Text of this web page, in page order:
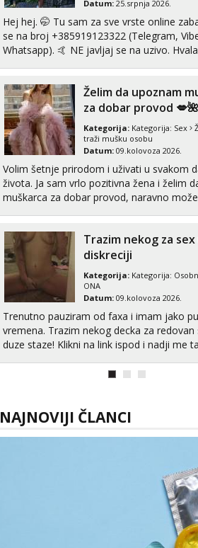
Čekam tvoj poziv!
Tel:064/677-677 - Kod: #121
tel:0,93€ - mob:1,12€ min
Vanesa
Čekam tvoj poziv!
Tel: 064/677-677- Kod: #74
tel:0,93€ - mob:1,12€ min
Lili
Čekam tvoj poziv!
Tel:064/677-677- Kod: #128
tel:0,93€ - mob:1,12€ min
Čekam tvoj poziv!
Tel: 064/677-677- Kod: #108
tel:0,93€ - mob:1,12€ min
Tel:064/677-677- Kod: #123
tel:0,93€ - mob:1,12€ min
Čekam tvoj poziv!
tel:0,93€ - mob:1,12€ min
Datum: 25.srpnja 2026.
Hej hej. 🤭 Tu sam za sve vrste online
se na broj +385919123322 (Telegram,
Whatsapp). 🤙 NE javljaj se na uzivo.
Želim da upoznam
za dobar provod 💋🌺
Kategorija: Kategorija: Sex
traži mušku osobu
Datum: 09.kolovoza 2026.
Volim šetnje prirodom i uživati u svakom
života. Ja sam vrlo pozitivna žena i želim
muškarca za dobar provod, naravno
Trazim nekog za
diskreciji
Kategorija: Kategorija:
ONA
Datum: 09.kolovoza 2026.
Trenutno pauziram od faxa i imam jako
vremena. Trazim nekog decka za redovan
duze staze! Klikni na link ispod i nadji me tamo,
NAJNOVIJI ČLANCI